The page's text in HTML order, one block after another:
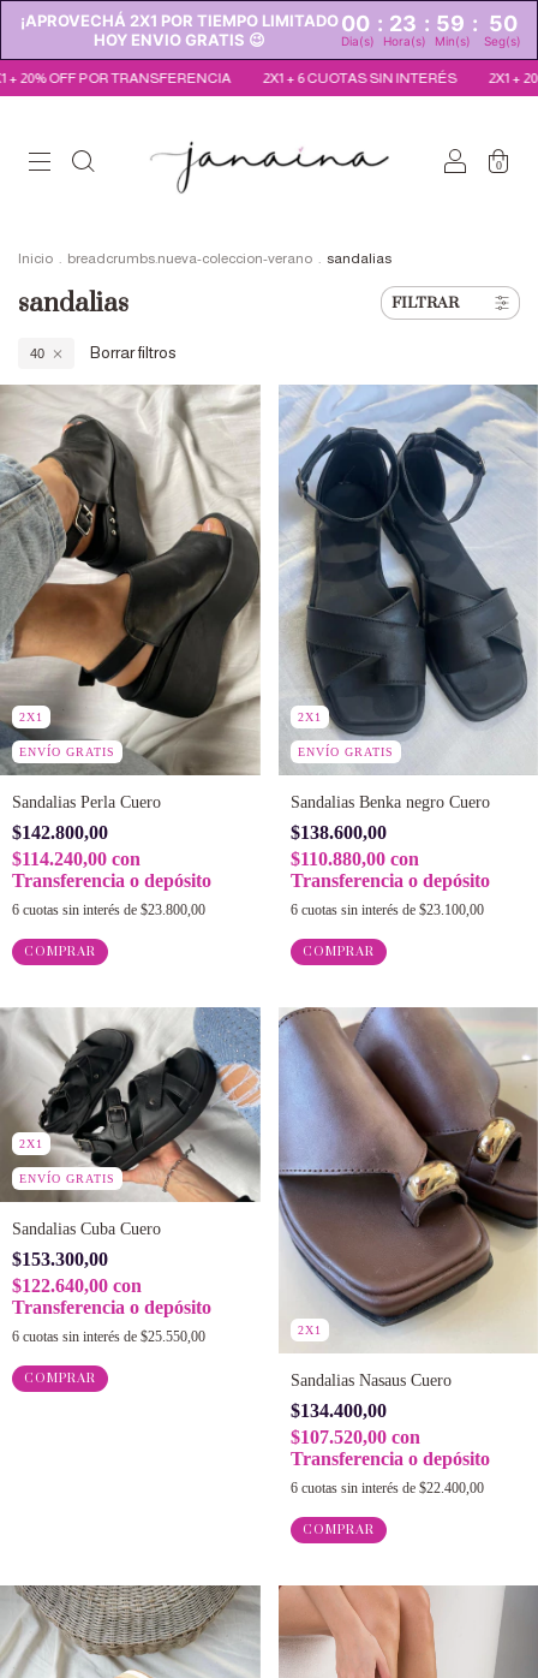
¡APROVECHÁ 2X1 POR TIEMPO LIMITADO
HOY ENVIO GRATIS 😉
00 : 23 : 59 : 48
Dia(s) Hora(s) Min(s) Seg(s)
2X1 + 6 CUOTAS SIN INTERÉS 2X1 + 20% OFF POR
0
Inicio . breadcrumbs.nueva-coleccion-verano . sandalias
sandalias FILTRAR
40 Borrar filtros
2X1
ENVÍO GRATIS
Sandalias Perla Cuero
$142.800,00
$114.240,00 con
Transferencia o depósito
6 cuotas sin interés de $23.800,00
COMPRAR
2X1
ENVÍO GRATIS
Sandalias Benka negro Cuero
$138.600,00
$110.880,00 con
Transferencia o depósito
6 cuotas sin interés de $23.100,00
COMPRAR
2X1
ENVÍO GRATIS
Sandalias Cuba Cuero
$153.300,00
$122.640,00 con
Transferencia o depósito
6 cuotas sin interés de $25.550,00
COMPRAR
2X1
Sandalias Nasaus Cuero
$134.400,00
$107.520,00 con
Transferencia o depósito
6 cuotas sin interés de $22.400,00
COMPRAR